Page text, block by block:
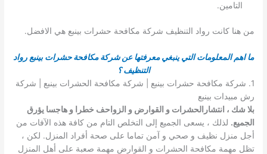
التامين.
من هنا كانت رواد التنظيف شركة مكافحة حشرات بينبع هي الافضل.
ما اهم المعلومات التي ينبغي معرفتها عن شركة مكافحة حشرات بينبع رواد
التنظيف ؟
1. شركة مكافحة حشرات بينبع | شركة مكافحة الحشرات بينبع | شركة
رش مبيدات بينبع
بلا شك ، انتشارالحشرات و القوارض و الزواحف خطرا و هاجسا يؤرق
الجميع. لذلك ، يسعى الجميع إلى التخلص التام من كافة هذه الآفات من
أجل منزل نظيف و صحي و آمن تماما على صحة أفراد المنزل. لكن ،
تظل مهمة مكافحة الحشرات و القوارض مهمة صعبة على أهل المنزل